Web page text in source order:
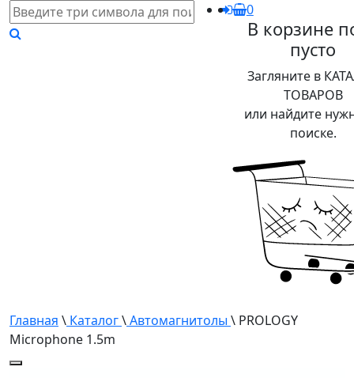
0
В корзине
пусто
Загляните в
ТОВАРОВ
или найдите
поиске.
Главная \ Каталог\Автомагнитолы \ PROLOGY
Microphone 1.5m